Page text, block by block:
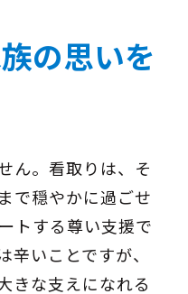
の思いを
ん。看取りは、そ
で穏やかに過ごせ
トする尊い支援で
辛いことですが、
きな支えになれる